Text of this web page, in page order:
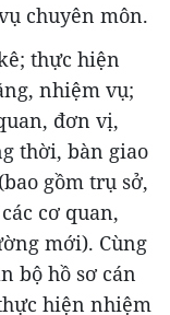
chuyên môn.
thực hiện
nhiệm vụ;
đơn vị,
thời, bàn giao
gồm trụ sở,
cơ quan,
mới). Cùng
bộ hồ sơ cán
hiện nhiệm